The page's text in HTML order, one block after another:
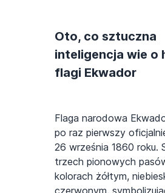
Oto, co sztuczna
inteligencja wie o
flagi Ekwador
Flaga narodowa
po raz pierwszy
26 września 1860 roku.
trzech pionowych
kolorach żółtym,
czerwonym,